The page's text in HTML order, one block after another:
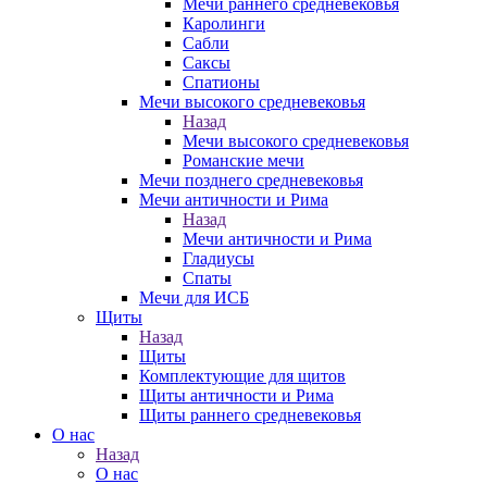
Мечи раннего средневековья
Каролинги
Сабли
Саксы
Спатионы
Мечи высокого средневековья
Назад
Мечи высокого средневековья
Романские мечи
Мечи позднего средневековья
Мечи античности и Рима
Назад
Мечи античности и Рима
Гладиусы
Спаты
Мечи для ИСБ
Щиты
Назад
Щиты
Комплектующие для щитов
Щиты античности и Рима
Щиты раннего средневековья
О нас
Назад
О нас